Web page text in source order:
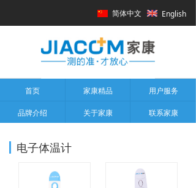
首页 家康精品 用户服务
品牌介绍 关于家康 联系家康
简体中文 English
电子体温计